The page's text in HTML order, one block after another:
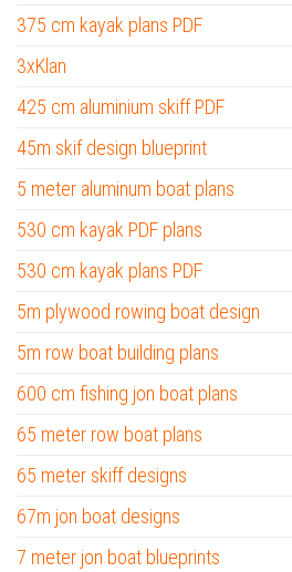
375 cm kayak plans PDF
3xKlan
425 cm aluminium skiff PDF
45m skif design blueprint
5 meter aluminum boat plans
530 cm kayak PDF plans
530 cm kayak plans PDF
5m plywood rowing boat design
5m row boat building plans
600 cm fishing jon boat plans
65 meter row boat plans
65 meter skiff designs
67m jon boat designs
7 meter jon boat blueprints